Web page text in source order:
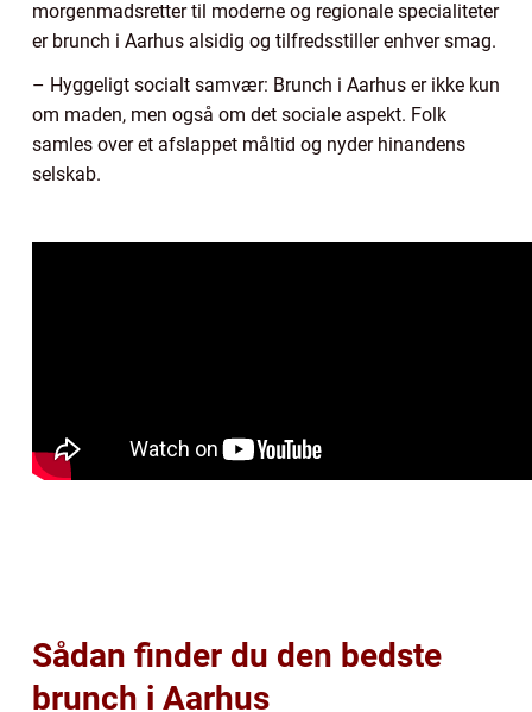
morgenmadsretter til moderne og regionale specialiteter
er brunch i Aarhus alsidig og tilfredsstiller enhver smag.
– Hyggeligt socialt samvær: Brunch i Aarhus er ikke kun
om maden, men også om det sociale aspekt. Folk
samles over et afslappet måltid og nyder hinandens
selskab.
Sådan finder du den bedste
brunch i Aarhus